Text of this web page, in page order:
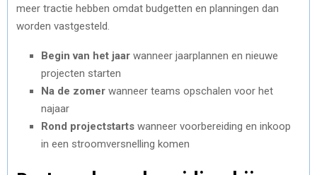
meer tractie hebben omdat budgetten en planningen dan
worden vastgesteld.
Begin van het jaar wanneer jaarplannen en nieuwe
projecten starten
Na de zomer wanneer teams opschalen voor het
najaar
Rond projectstarts wanneer voorbereiding en inkoop
in een stroomversnelling komen